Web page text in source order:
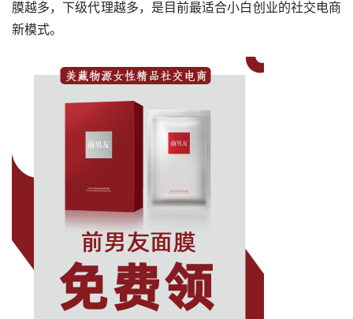
膜越多，下级代理越多，是目前最适合小白创业的社交电商
新模式。